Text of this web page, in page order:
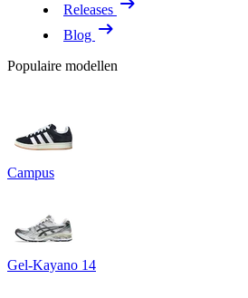
Releases
Blog
Populaire modellen
Campus
Gel-Kayano 14